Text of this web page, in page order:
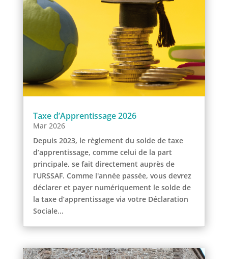
Taxe d’Apprentissage 2026
Mar 2026
Depuis 2023, le règlement du solde de taxe
d’apprentissage, comme celui de la part
principale, se fait directement auprès de
l’URSSAF. Comme l'année passée, vous devrez
déclarer et payer numériquement le solde de
la taxe d’apprentissage via votre Déclaration
Sociale...